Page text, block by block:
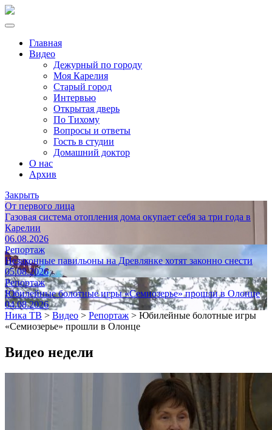
Главная
Видео
Дежурный по городу
Моя Карелия
Старый город
Интервью
Открытая дверь
По Тихому
Вопросы и ответы
Гость в студии
Домашний доктор
О нас
Архив
Закрыть
От первого лица
Газовая система отопления дома окупает себя за три года в
Карелии
06.08.2026
Репортаж
Незаконные павильоны на Древлянке хотят законно снести
05.08.2026
Репортаж
Юбилейные болотные игры «Семиозерье» прошли в Олонце
04.08.2026
Ника ТВ > Видео > Репортаж > Юбилейные болотные игры
«Семиозерье» прошли в Олонце
Видео недели